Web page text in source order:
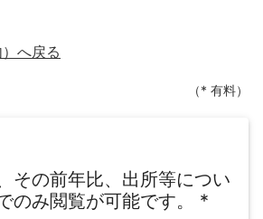
）へ戻る
（* 有料）
その前年比、出所等につい
のみ閲覧が可能です。
*